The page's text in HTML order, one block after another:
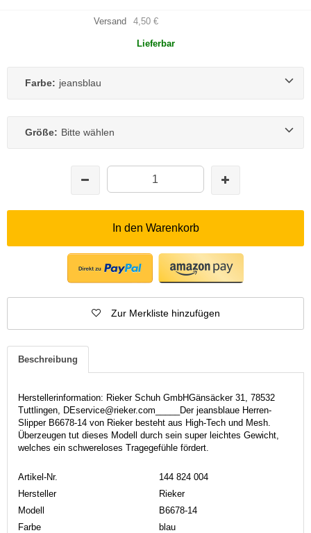
Versand 4,50 €
Lieferbar
Farbe: jeansblau
Größe: Bitte wählen
In den Warenkorb
Zur Merkliste hinzufügen
Beschreibung
Herstellerinformation: Rieker Schuh GmbHGänsäcker 31, 78532
Tuttlingen, DEservice@rieker.com_____Der jeansblaue Herren-
Slipper B6678-14 von Rieker besteht aus High-Tech und Mesh.
Überzeugen tut dieses Modell durch sein super leichtes Gewicht,
welches ein schwereloses Tragegefühle fördert.
Artikel-Nr.
144 824 004
Hersteller
Rieker
Modell
B6678-14
Farbe
blau